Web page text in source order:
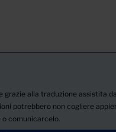
grazie alla traduzione assistita
potrebbero non cogliere
comunicarcelo.